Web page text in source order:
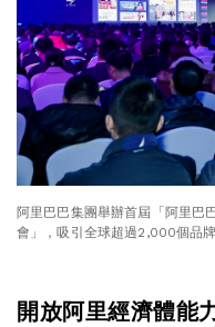
阿里巴巴集團舉辦首屆「阿里
會」，吸引全球超過2,000個品牌
開放阿里經濟體能